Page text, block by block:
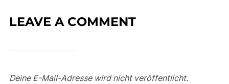
LEAVE A COMMENT
Deine E-Mail-Adresse wird nicht veröffentlicht.